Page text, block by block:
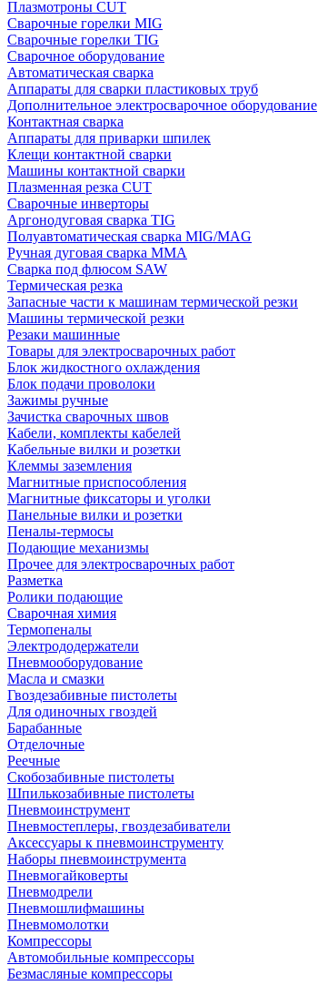
Плазмотроны CUT
Сварочные горелки MIG
Сварочные горелки TIG
Сварочное оборудование
Автоматическая сварка
Аппараты для сварки пластиковых труб
Дополнительное электросварочное оборудование
Контактная сварка
Аппараты для приварки шпилек
Клещи контактной сварки
Машины контактной сварки
Плазменная резка CUT
Сварочные инверторы
Аргонодуговая сварка TIG
Полуавтоматическая сварка MIG/MAG
Ручная дуговая сварка MMA
Сварка под флюсом SAW
Термическая резка
Запасные части к машинам термической резки
Машины термической резки
Резаки машинные
Товары для электросварочных работ
Блок жидкостного охлаждения
Блок подачи проволоки
Зажимы ручные
Зачистка сварочных швов
Кабели, комплекты кабелей
Кабельные вилки и розетки
Клеммы заземления
Магнитные приспособления
Магнитные фиксаторы и уголки
Панельные вилки и розетки
Пеналы-термосы
Подающие механизмы
Прочее для электросварочных работ
Разметка
Ролики подающие
Сварочная химия
Термопеналы
Электрододержатели
Пневмооборудование
Масла и смазки
Гвоздезабивные пистолеты
Для одиночных гвоздей
Барабанные
Отделочные
Реечные
Скобозабивные пистолеты
Шпилькозабивные пистолеты
Пневмоинструмент
Пневмостеплеры, гвоздезабиватели
Аксессуары к пневмоинструменту
Наборы пневмоинструмента
Пневмогайковерты
Пневмодрели
Пневмошлифмашины
Пневмомолотки
Компрессоры
Автомобильные компрессоры
Безмасляные компрессоры